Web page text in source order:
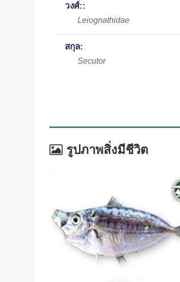
วงศ์::
Leiognathidae
สกุล:
Secutor
รูปภาพสิ่งมีชีวิต